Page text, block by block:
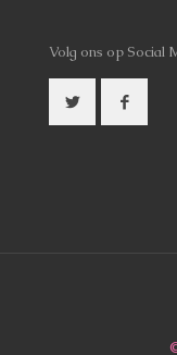
Volg ons op Social